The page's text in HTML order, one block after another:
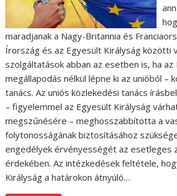
maradjanak a Nagy-Britannia és
Írország és az Egyesült Királyság közötti
szolgáltatások abban az esetben is, ha
megállapodás nélkül lépne ki az unióból –
tanács. Az uniós közlekedési tanács
– figyelemmel az Egyesült Királyság
megszűnésére – meghosszabbította a
folytonosságának biztosításához
engedélyek érvényességét az esetleges
érdekében. Az intézkedések feltétele,
Királyság a határokon átnyúló…